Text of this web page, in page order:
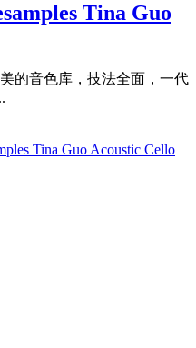
Tina Guo
的音色库，技法全面，一代